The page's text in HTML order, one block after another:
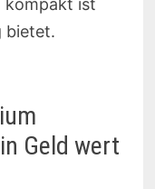
bietet.
Geld wert